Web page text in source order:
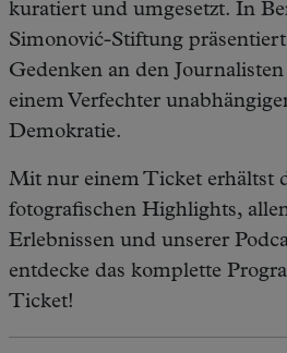
kuratiert und umgesetzt. In
Simonović-Stiftung
Gedenken an den
einem Verfechter
Demokratie.
Mit nur einem Ticket erhältst
fotografischen Highlights,
Erlebnissen und unserer
entdecke das komplette
Ticket!